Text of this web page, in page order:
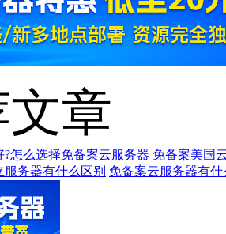
章
怎么选择免备案云服务器 免备案美国
务器有什么区别 免备案云服务器有什